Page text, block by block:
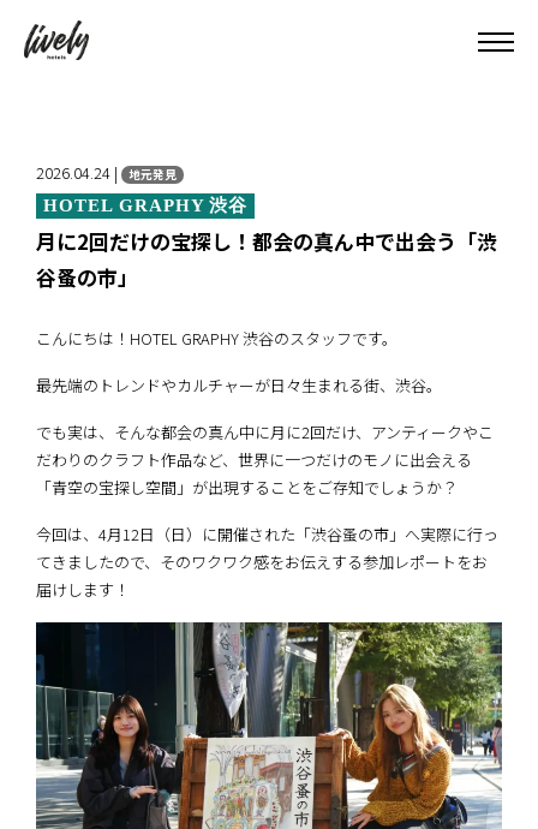
2026.04.24 | 地元発見
HOTEL GRAPHY 渋谷
月に2回だけの宝探し！都会の真ん中で出会う「渋
谷蚤の市」
こんにちは！HOTEL GRAPHY 渋谷のスタッフです。
最先端のトレンドやカルチャーが日々生まれる街、渋谷。
でも実は、そんな都会の真ん中に月に2回だけ、アンティークやこ
だわりのクラフト作品など、世界に一つだけのモノに出会える
「青空の宝探し空間」が出現することをご存知でしょうか？
今回は、4月12日（日）に開催された「渋谷蚤の市」へ実際に行っ
てきましたので、そのワクワク感をお伝えする参加レポートをお
届けします！